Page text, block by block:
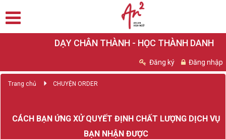
DẠY CHÂN THÀNH - HỌC THÀNH DANH
Đăng ký Đăng nhập
Trang chủ CHUYỆN ORDER
CÁCH BẠN ỨNG XỬ QUYẾT ĐỊNH CHẤT LƯỢNG DỊCH VỤ
BẠN NHẬN ĐƯỢC